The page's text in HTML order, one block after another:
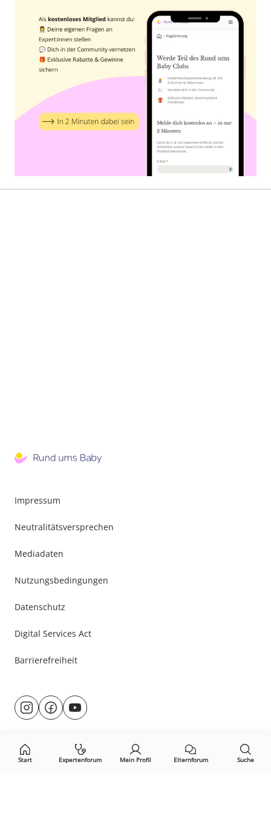
Start Expertenforum Mein Profil Elternforum Suche
Impressum
Neutralitätsversprechen
Mediadaten
Nutzungsbedingungen
Datenschutz
Digital Services Act
Barrierefreiheit
Besuche
uns@rund.ums.baby
facebook.com/rundumsbaby.de
youtube.com/@rundumsbaby_